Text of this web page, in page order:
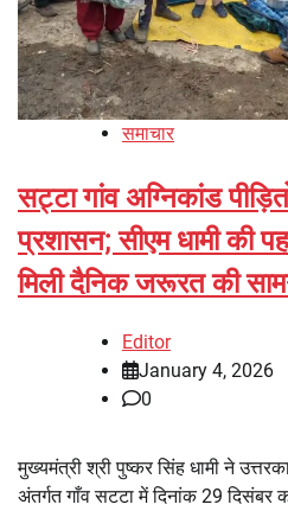
समाचार
सट्टा गांव अग्निकांड
प्रशासन; सीएम धामी की
मिली दैनिक जरूरत की
Editor
January 4, 2026
0
मुख्यमंत्री श्री पुष्कर सिंह धामी ने
अंतर्गत गाँव सटटा में दिनांक 29 दिसंबर